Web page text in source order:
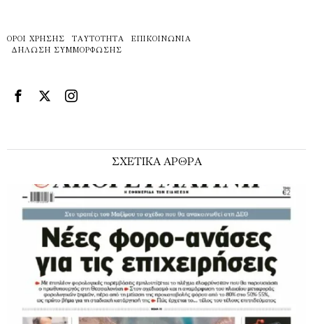
ΌΡΟΙ ΧΡΉΣΗΣ ΤΑΥΤΌΤΗΤΑ
ΕΠΙΚΟΙΝΩΝΊΑ
ΔΉΛΩΣΗ ΣΥΜΜΌΡΦΩΣΗΣ
ΣΧΕΤΙΚΑ ΑΡΘΡΑ